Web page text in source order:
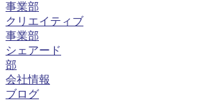
事業部
クリエイティブ
事業部
シェアード
部
会社情報
ブログ